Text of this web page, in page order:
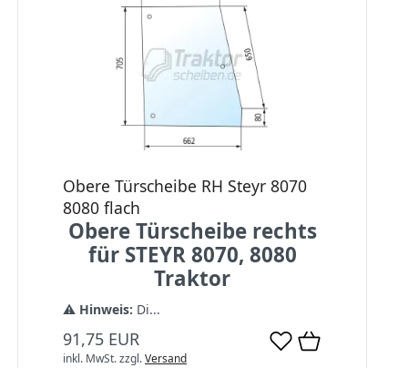
Obere Türscheibe RH Steyr 8070
8080 flach
Obere Türscheibe rechts
für STEYR 8070, 8080
Traktor
⚠️ Hinweis: Di...
91,75 EUR
inkl. MwSt.zzgl.Versand